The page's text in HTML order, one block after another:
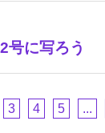
号に写ろう
3 4 5 ...